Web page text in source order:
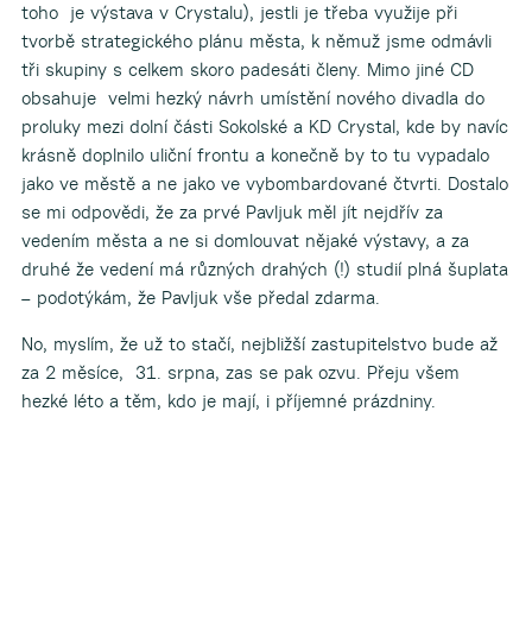
toho je výstava v Crystalu), jestli je třeba využije při
tvorbě strategického plánu města, k němuž jsme odmávli
tři skupiny s celkem skoro padesáti členy. Mimo jiné CD
obsahuje velmi hezký návrh umístění nového divadla do
proluky mezi dolní části Sokolské a KD Crystal, kde by navíc
krásně doplnilo uliční frontu a konečně by to tu vypadalo
jako ve městě a ne jako ve vybombardované čtvrti. Dostalo
se mi odpovědi, že za prvé Pavljuk měl jít nejdřív za
vedením města a ne si domlouvat nějaké výstavy, a za
druhé že vedení má různých drahých (!) studií plná šuplata
– podotýkám, že Pavljuk vše předal zdarma.
No, myslím, že už to stačí, nejbližší zastupitelstvo bude až
za 2 měsíce, 31. srpna, zas se pak ozvu. Přeju všem
hezké léto a těm, kdo je mají, i příjemné prázdniny.